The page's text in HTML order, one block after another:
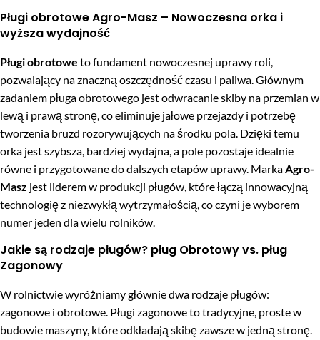
Pługi obrotowe Agro-Masz – Nowoczesna orka i
wyższa wydajność
Pługi obrotowe to fundament nowoczesnej uprawy roli,
pozwalający na znaczną oszczędność czasu i paliwa. Głównym
zadaniem pługa obrotowego jest odwracanie skiby na przemian w
lewą i prawą stronę, co eliminuje jałowe przejazdy i potrzebę
tworzenia bruzd rozorywujących na środku pola. Dzięki temu
orka jest szybsza, bardziej wydajna, a pole pozostaje idealnie
równe i przygotowane do dalszych etapów uprawy. MarkaAgro-
Masz jest liderem w produkcji pługów, które łączą innowacyjną
technologię z niezwykłą wytrzymałością, co czyni je wyborem
numer jeden dla wielu rolników.
Jakie są rodzaje pługów? pług Obrotowy vs. pług
Zagonowy
W rolnictwie wyróżniamy głównie dwa rodzaje pługów:
zagonowe i obrotowe. Pługi zagonowe to tradycyjne, proste w
budowie maszyny, które odkładają skibę zawsze w jedną stronę.